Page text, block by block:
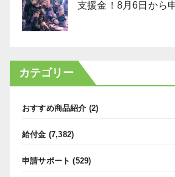
支援金！8月6日から
カテゴリー
おすすめ商品紹介 (2)
給付金 (7,382)
申請サポート (529)